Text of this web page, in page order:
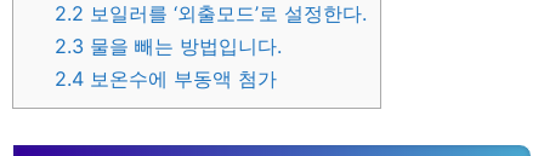
2.2 보일러를 ‘외출모드’로 설정한다.
2.3 물을 빼는 방법입니다.
2.4 보온수에 부동액 첨가